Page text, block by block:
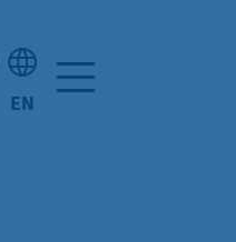
Number of bookmarked
EN